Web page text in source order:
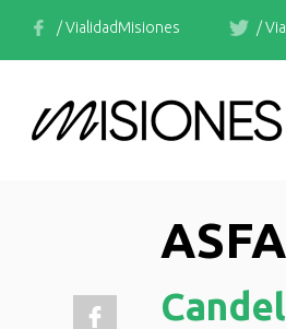
/ VialidadMisiones /